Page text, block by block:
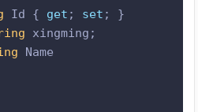
Id { get ; set ; }
xingming;
Name